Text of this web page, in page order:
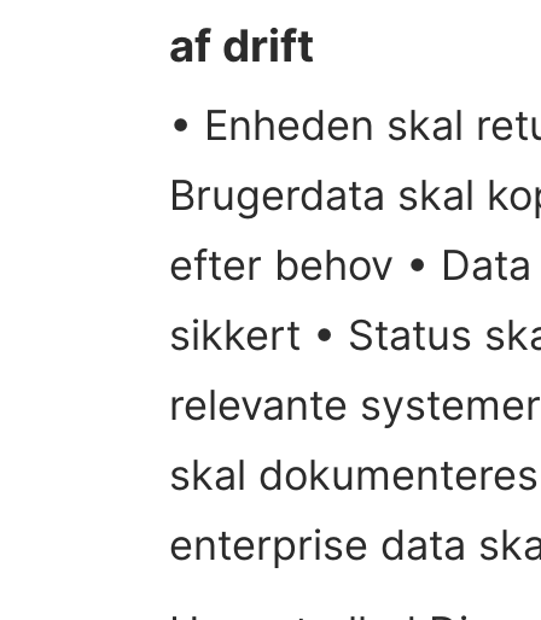
af drift
• Enheden skal
Brugerdata skal
efter behov •
sikkert • Status
relevante
skal
enterprise data